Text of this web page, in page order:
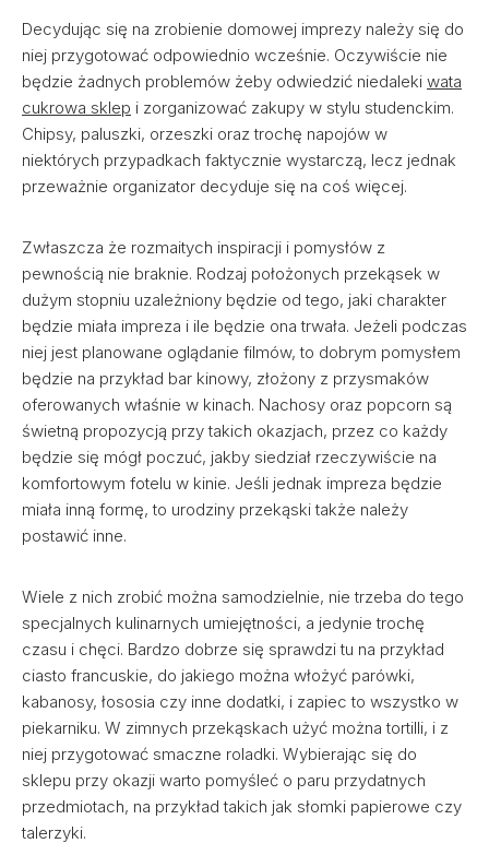
Decydując się na zrobienie domowej imprezy należy się do
niej przygotować odpowiednio wcześnie. Oczywiście nie
będzie żadnych problemów żeby odwiedzić niedaleki wata
cukrowa sklep i zorganizować zakupy w stylu studenckim.
Chipsy, paluszki, orzeszki oraz trochę napojów w
niektórych przypadkach faktycznie wystarczą, lecz jednak
przeważnie organizator decyduje się na coś więcej.
Zwłaszcza że rozmaitych inspiracji i pomysłów z
pewnością nie braknie. Rodzaj położonych przekąsek w
dużym stopniu uzależniony będzie od tego, jaki charakter
będzie miała impreza i ile będzie ona trwała. Jeżeli podczas
niej jest planowane oglądanie filmów, to dobrym pomysłem
będzie na przykład bar kinowy, złożony z przysmaków
oferowanych właśnie w kinach. Nachosy oraz popcorn są
świetną propozycją przy takich okazjach, przez co każdy
będzie się mógł poczuć, jakby siedział rzeczywiście na
komfortowym fotelu w kinie. Jeśli jednak impreza będzie
miała inną formę, to urodziny przekąski także należy
postawić inne.
Wiele z nich zrobić można samodzielnie, nie trzeba do tego
specjalnych kulinarnych umiejętności, a jedynie trochę
czasu i chęci. Bardzo dobrze się sprawdzi tu na przykład
ciasto francuskie, do jakiego można włożyć parówki,
kabanosy, łososia czy inne dodatki, i zapiec to wszystko w
piekarniku. W zimnych przekąskach użyć można tortilli, i z
niej przygotować smaczne roladki. Wybierając się do
sklepu przy okazji warto pomyśleć o paru przydatnych
przedmiotach, na przykład takich jak słomki papierowe czy
talerzyki.